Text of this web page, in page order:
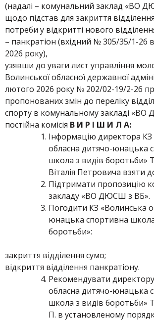
(надалі – комунальний заклад «ВО
щодо підстав для закриття
потреби у відкритті нового
– панкратіон (вхідний № 305/35/1-26
2026 року),
узявши до уваги лист управління
Волинської обласної державної
лютого 2026 року № 202/02-19/2-26
пропонованих змін до переліку
спорту в комунальному закладі
постійна комісія В И Р І Ш И Л А:
Інформацію директора КЗ
обласна дитячо-юнацька
школа з видів боротьби»
Віталія Петровича взяти
Підтримати пропозицію
закладу «ВО ДЮСШ з ВБ».
Погодити КЗ «Волинська
юнацька спортивна
боротьби»:
закриття відділення сумо;
відкриття відділення панкратіону.
Рекомендувати
обласна дитячо-юнацька
школа з видів боротьби»
П. в установленому